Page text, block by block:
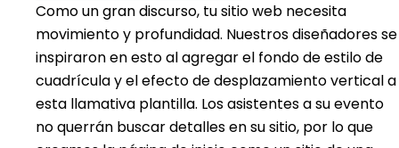
Como un gran discurso, tu sitio web necesita
movimiento y profundidad. Nuestros diseñadores se
inspiraron en esto al agregar el fondo de estilo de
cuadrícula y el efecto de desplazamiento vertical a
esta llamativa plantilla. Los asistentes a su evento
no querrán buscar detalles en su sitio, por lo que